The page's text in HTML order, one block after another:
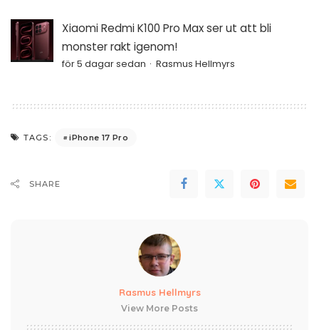
Xiaomi Redmi K100 Pro Max ser ut att bli
monster rakt igenom!
för 5 dagar sedan Rasmus Hellmyrs
TAGS: iPhone 17 Pro
SHARE
Rasmus Hellmyrs
View More Posts